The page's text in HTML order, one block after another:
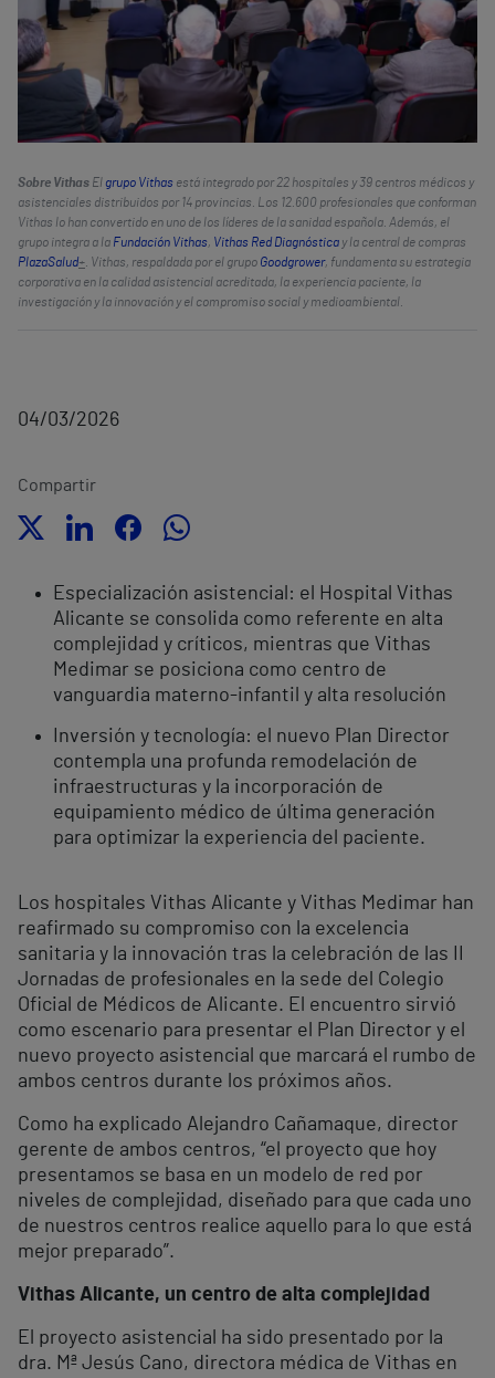
Sobre Vithas Elgrupo Vithas está integrado por 22 hospitales y 39 centros médicos y
asistenciales distribuidos por 14 provincias. Los 12.600 profesionales que conforman
Vithas lo han convertido en uno de los líderes de la sanidad española. Además, el
grupo integra a la Fundación Vithas, Vithas Red Diagnóstica y la central de compras
PlazaSalud+ . Vithas, respaldada por el grupo Goodgrower, fundamenta su estrategia
corporativa en la calidad asistencial acreditada, la experiencia paciente, la
investigación y la innovación y el compromiso social y medioambiental.
04/03/2026
Compartir
Especialización asistencial: el Hospital Vithas
Alicante se consolida como referente en alta
complejidad y críticos, mientras que Vithas
Medimar se posiciona como centro de
vanguardia materno-infantil y alta resolución
Inversión y tecnología: el nuevo Plan Director
contempla una profunda remodelación de
infraestructuras y la incorporación de
equipamiento médico de última generación
para optimizar la experiencia del paciente.
Los hospitales Vithas Alicante y Vithas Medimar han
reafirmado su compromiso con la excelencia
sanitaria y la innovación tras la celebración de las II
Jornadas de profesionales en la sede del Colegio
Oficial de Médicos de Alicante. El encuentro sirvió
como escenario para presentar el Plan Director y el
nuevo proyecto asistencial que marcará el rumbo de
ambos centros durante los próximos años.
Como ha explicado Alejandro Cañamaque, director
gerente de ambos centros, “el proyecto que hoy
presentamos se basa en un modelo de red por
niveles de complejidad, diseñado para que cada uno
de nuestros centros realice aquello para lo que está
mejor preparado”.
Vithas Alicante, un centro de alta complejidad
El proyecto asistencial ha sido presentado por la
dra. Mª Jesús Cano, directora médica de Vithas en